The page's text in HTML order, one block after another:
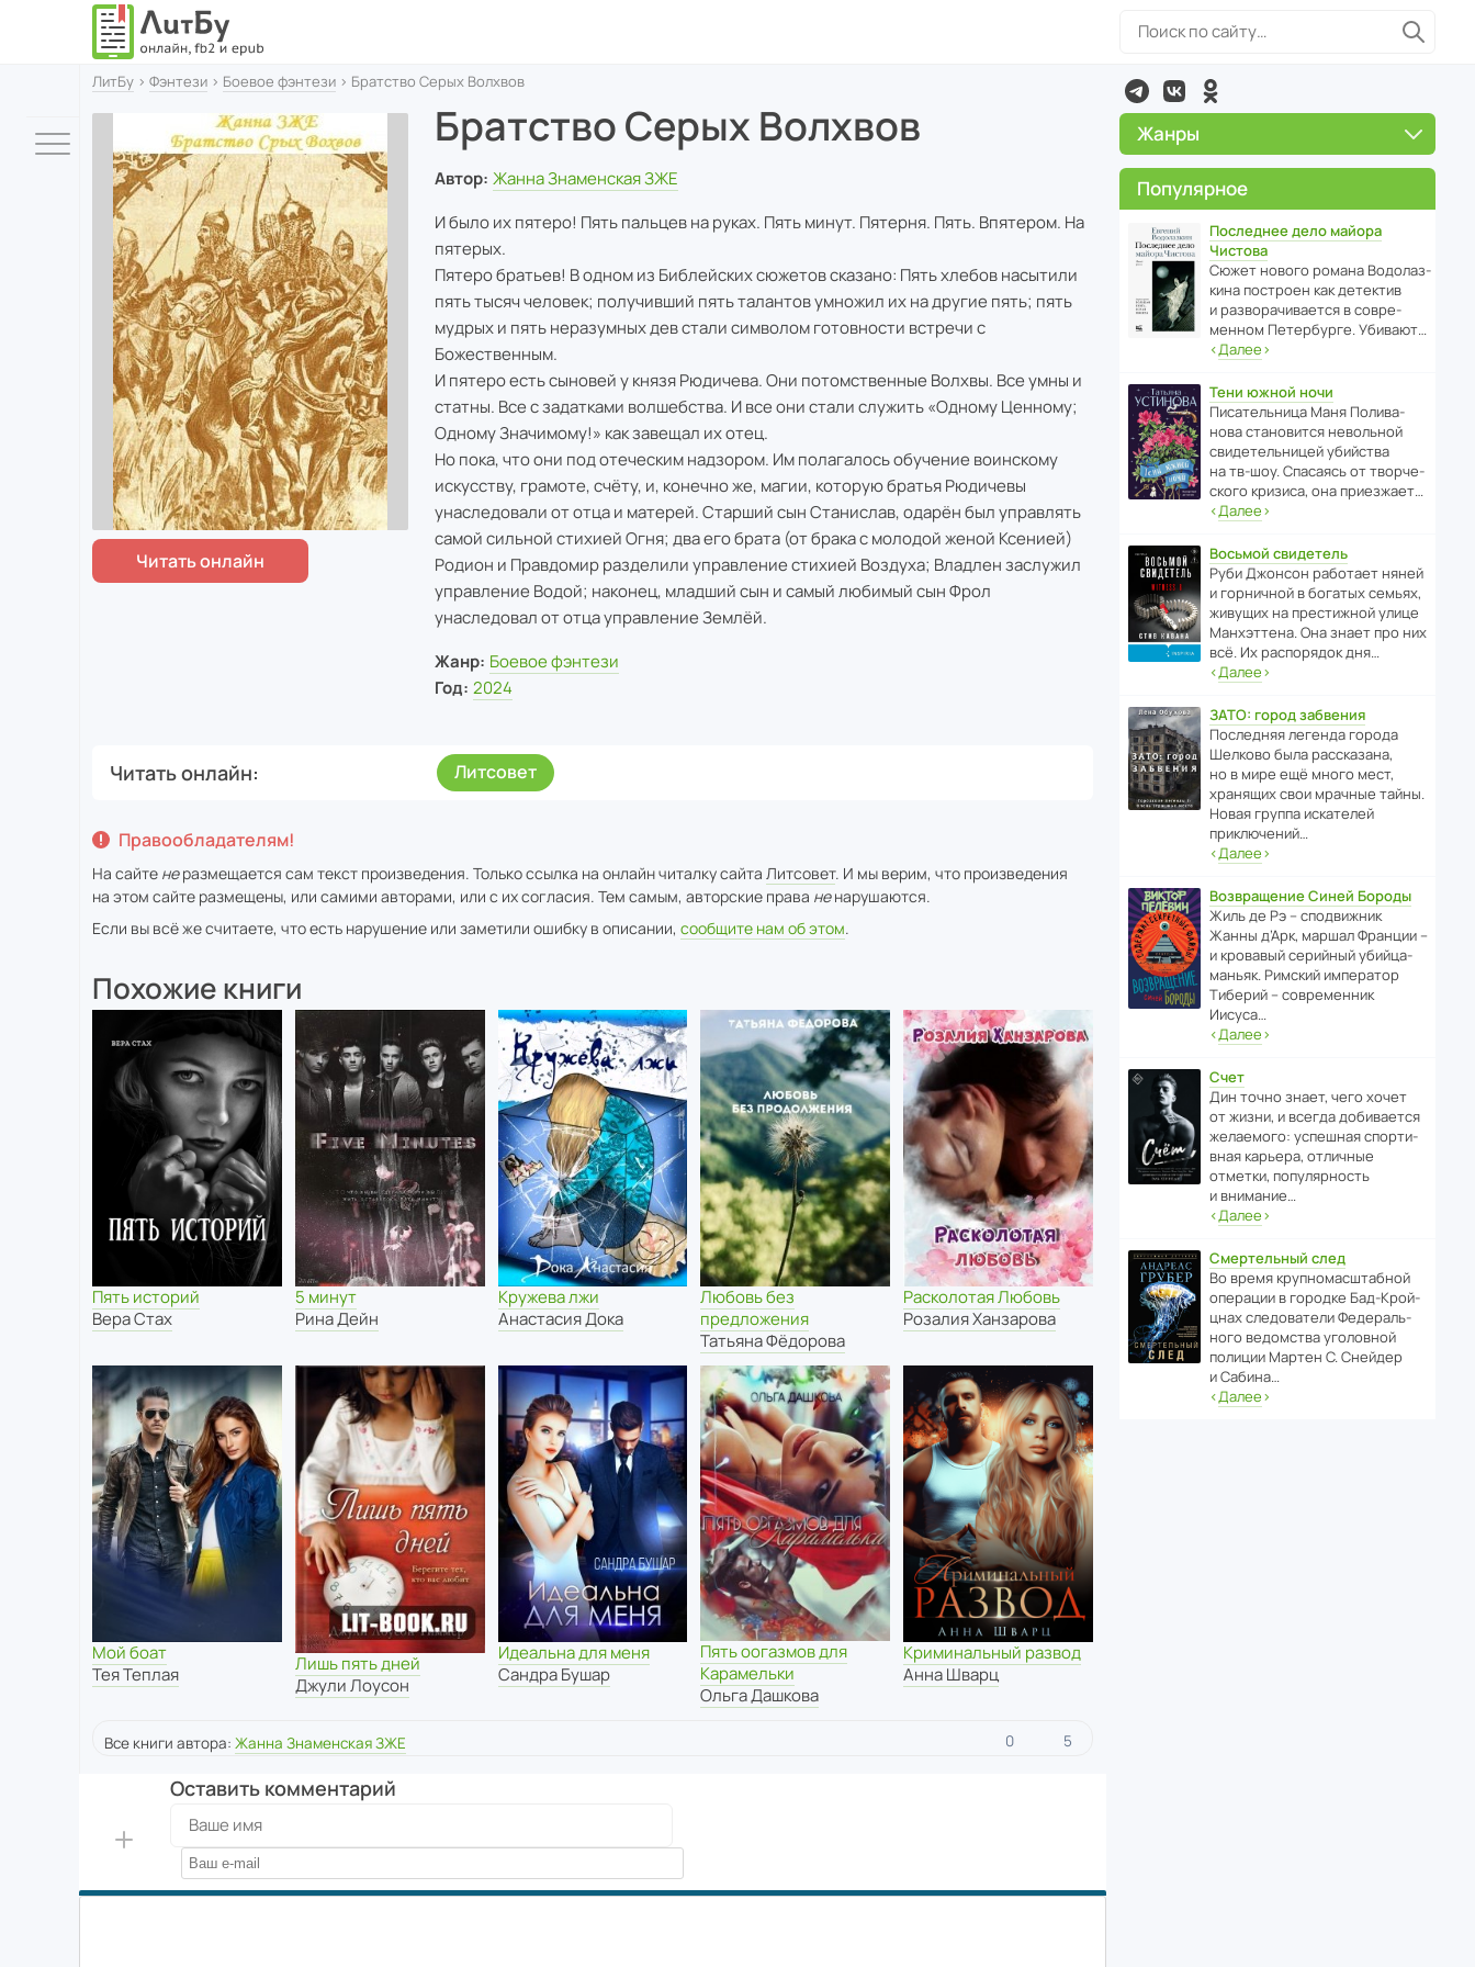
ЛитБу › Фэнтези › Боевое фэнтези › Братство Серых Волхвов
Братство Серых Волхвов
Автор: Жанна Знаменская ЗЖЕ
И было их пятеро! Пять пальцев на руках. Пять минут. Пятерня. Пять. Впятером. На
пятерых.
Пятеро братьев! В одном из Библейских сюжетов сказано: Пять хлебов насытили
пять тысяч человек; получивший пять талантов умножил их на другие пять; пять
мудрых и пять неразумных дев стали символом готовности встречи с
Божественным.
И пятеро есть сыновей у князя Рюдичева. Они потомственные Волхвы. Все умны и
статны. Все с задатками волшебства. И все они стали служить «Одному Ценному;
Одному Значимому!» как завещал их отец.
Но пока, что они под отеческим надзором. Им полагалось обучение воинскому
искусству, грамоте, счёту, и, конечно же, магии, которую братья Рюдичевы
унаследовали от отца и матерей. Старший сын Станислав, одарён был управлять
самой сильной стихией Огня; два его брата (от брака с молодой женой Ксенией)
Родион и Правдомир разделили управление стихией Воздуха; Владлен заслужил
управление Водой; наконец, младший сын и самый любимый сын Фрол
унаследовал от отца управление Землёй.
Жанр: Боевое фэнтези
Год: 2024
Читать онлайн Литсовет
Правообладателям!
На сайте неразмещается сам текст произведения. Только ссылка на онлайн читалку сайта Литсовет. И мы верим, что произведения
на этом сайте размещены, или самими авторами, или с их согласия. Тем самым, авторские права ненарушаются.
Если вы всё же считаете, что есть нарушение или заметили ошибку в описании, сообщите нам об этом.
Похожие книги
Пять историй
Вера Стах
5 минут
Рина Дейн
Кружева лжи
Анастасия Дока
Любовь без
предложения
Татьяна Фёдорова
Расколотая Любовь
Розалия Ханзарова
Мой боат
Тея Теплая
Лишь пять дней
Джули Лоусон
Идеальна для меня
Сандра Бушар
Пять оогазмов для
Карамельки
Ольга Дашкова
Криминальный развод
Анна Шварц
Все книги автора: Жанна Знаменская ЗЖЕ 0 5
Оставить комментарий
Жанры
Популярное
Последнее дело майора
Чистова
Сюжет нового романа Водо­ла­з­
кина пост­роен как дете­ктив
и разво­ра­чи­ва­ется в совре­
менном Пете­р­бурге. Убивают…
‹Далее›
Тени южной ночи
Писа­тель­ница Маня Поли­ва­
нова стано­вится невольной
свиде­тель­ницей убийства
на тв-шоу. Спасаясь от твор­че­
с­кого кризиса, она приезжает…
‹Далее›
Восьмой свидетель
Руби Джонсон рабо­тает няней
и горни­чной в богатых семьях,
живущих на прес­ти­жной улице
Манх­эт­тена. Она знает про них
всё. Их распо­рядок дня…
‹Далее›
ЗАТО: город забвения
После­дняя легенда города
Шелково была расска­зана,
но в мире ещё много мест,
хранящих свои мрачные тайны.
Новая группа иска­телей
приключений…
‹Далее›
Возвращение Синей Бороды
Жиль де Рэ – спод­ви­жник
Жанны д’Арк, маршал Франции –
и кровавый серийный убийца-
маньяк. Римский импе­ратор
Тиберий – совре­менник
Иисуса…
‹Далее›
Счет
Дин точно знает, чего хочет
от жизни, и всегда доби­ва­ется
жела­е­мого: успе­шная спор­ти­
вная карьера, отли­чные
отметки, попу­ля­р­ность
и внимание…
‹Далее›
Смертельный след
Во время круп­но­мас­ш­та­бной
операции в городке Бад‑Крой­
цнах следо­ва­тели Феде­раль­
ного ведомства уголо­вной
полиции Мартен С. Снейдер
и Сабина…
‹Далее›